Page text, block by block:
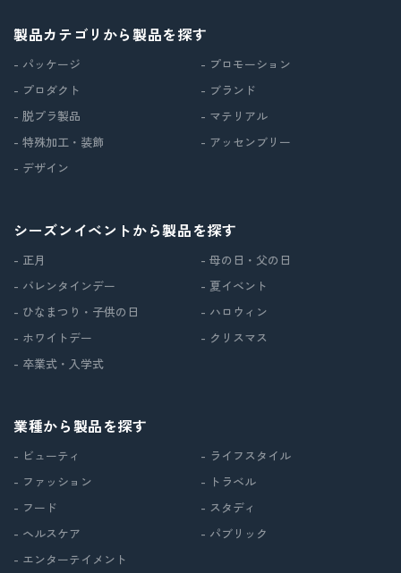
製品カテゴリから製品を探す
- パッケージ
- プロダクト
- 脱プラ製品
- 特殊加工・装飾
- デザイン
- プロモーション
- ブランド
- マテリアル
- アッセンブリー
シーズンイベントから製品を探す
- 正月
- バレンタインデー
- ひなまつり・子供の日
- ホワイトデー
- 卒業式・入学式
- 母の日・父の日
- 夏イベント
- ハロウィン
- クリスマス
業種から製品を探す
- ビューティ
- ファッション
- フード
- ヘルスケア
- エンターテイメント
- ライフスタイル
- トラベル
- スタディ
- パブリック